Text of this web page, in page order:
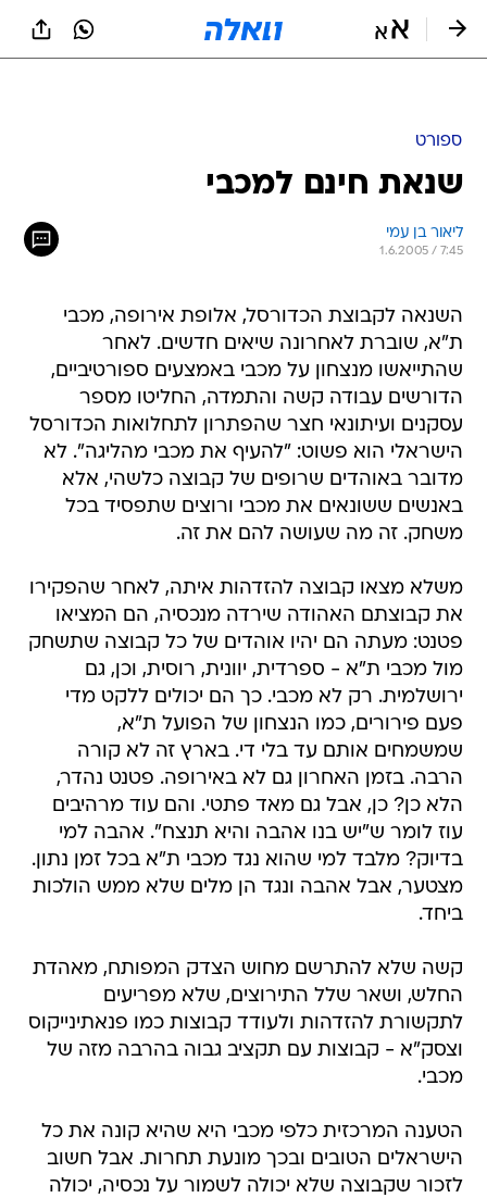
ספורט
שנאת חינם למכבי
ליאור בן עמי
1.6.2005 / 7:45
השנאה לקבוצת הכדורסל, אלופת אירופה, מכבי
ת"א, שוברת לאחרונה שיאים חדשים. לאחר
שהתייאשו מנצחון על מכבי באמצעים ספורטיביים,
הדורשים עבודה קשה והתמדה, החליטו מספר
עסקנים ועיתונאי חצר שהפתרון לתחלואות הכדורסל
הישראלי הוא פשוט: "להעיף את מכבי מהליגה". לא
מדובר באוהדים שרופים של קבוצה כלשהי, אלא
באנשים ששונאים את מכבי ורוצים שתפסיד בכל
משחק. זה מה שעושה להם את זה.
משלא מצאו קבוצה להזדהות איתה, לאחר שהפקירו
את קבוצתם האהודה שירדה מנכסיה, הם המציאו
פטנט: מעתה הם יהיו אוהדים של כל קבוצה שתשחק
מול מכבי ת"א - ספרדית, יוונית, רוסית, וכן, גם
ירושלמית. רק לא מכבי. כך הם יכולים ללקט מדי
פעם פירורים, כמו הנצחון של הפועל ת"א,
שמשמחים אותם עד בלי די. בארץ זה לא קורה
הרבה. בזמן האחרון גם לא באירופה. פטנט נהדר,
הלא כן? כן, אבל גם מאד פתטי. והם עוד מרהיבים
עוז לומר ש"יש בנו אהבה והיא תנצח". אהבה למי
בדיוק? מלבד למי שהוא נגד מכבי ת"א בכל זמן נתון.
מצטער, אבל אהבה ונגד הן מלים שלא ממש הולכות
ביחד.
קשה שלא להתרשם מחוש הצדק המפותח, מאהדת
החלש, ושאר שלל התירוצים, שלא מפריעים
לתקשורת להזדהות ולעודד קבוצות כמו פנאתינייקוס
וצסק"א - קבוצות עם תקציב גבוה בהרבה מזה של
מכבי.
הטענה המרכזית כלפי מכבי היא שהיא קונה את כל
הישראלים הטובים ובכך מונעת תחרות. אבל חשוב
לזכור שקבוצה שלא יכולה לשמור על נכסיה, יכולה